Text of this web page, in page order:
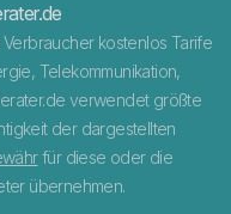
kostenlos Tarife
Telekommunikation,
verwendet größte
der dargestellten
für diese oder die
übernehmen.